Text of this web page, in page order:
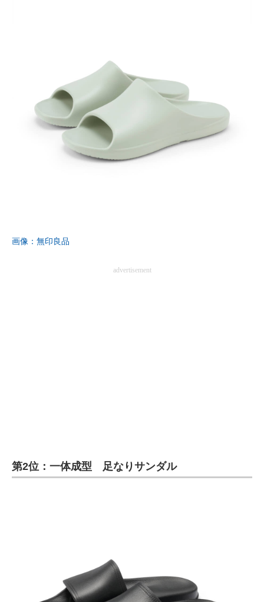
ビジネスと働き方のヒント
AI活用のいまが分かる
企業ITのトレンドを詳説
経営リーダーのコミュニティ
画像：無印良品
advertisement
第2位：一体成型 足なりサンダル